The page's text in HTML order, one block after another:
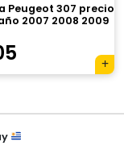
Peugeot 307 precio
2007 2008 2009